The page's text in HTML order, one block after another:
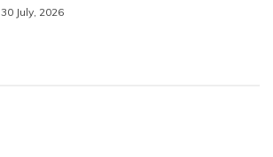
30 July, 2026